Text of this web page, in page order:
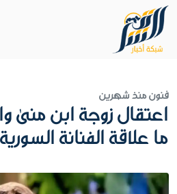
فنونمنذ شهرين
اعتقال زوجة ابن منى
ما علاقة الفنانة